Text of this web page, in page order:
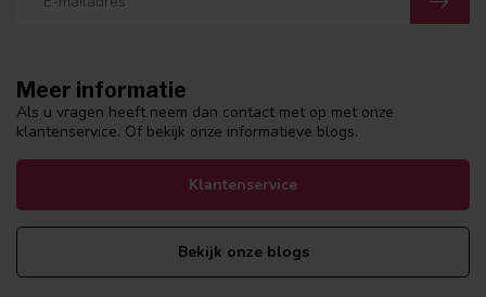
Meer informatie
Als u vragen heeft neem dan contact met op met onze
klantenservice. Of bekijk onze informatieve blogs.
Klantenservice
Bekijk onze blogs